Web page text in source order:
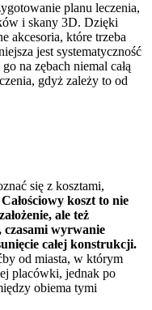
planu leczenia,
i skany 3D. Dzięki
akcesoria, które trzeba
jest systematyczność
na zębach niemal całą
gdyż zależy to od
się z kosztami,
Całościowy koszt to nie
ale też
wyrwanie
całej konstrukcji.
od miasta, w którym
placówki, jednak po
obiema tymi